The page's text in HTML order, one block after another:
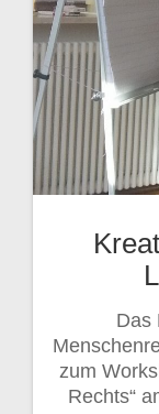
Das
zum
Rechts“